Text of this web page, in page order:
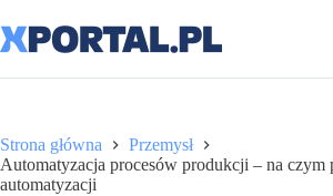
do
treści
Strona główna
Przemysł
Automatyzacja procesów produkcji – na czym
automatyzacji